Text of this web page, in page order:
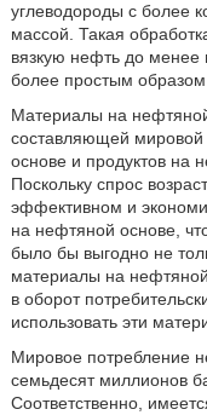
углеводороды с более
массой. Такая
вязкую нефть до менее
более простым образом
Материалы на
составляющей мировой
основе и продуктов на
Поскольку спрос
эффективном и
на нефтяной основе,
было бы выгодно не
материалы на
в оборот
использовать эти
Мировое потребление
семьдесят миллионов
Соответственно,